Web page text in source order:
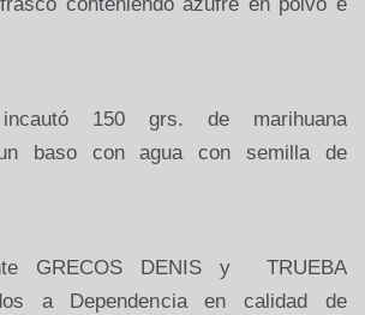
150 grs. de marihuana
baso con agua con semilla de
GRECOS DENIS y
TRUEBA
a Dependencia en calidad de